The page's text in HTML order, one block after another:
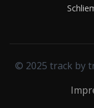
© 2025 track by